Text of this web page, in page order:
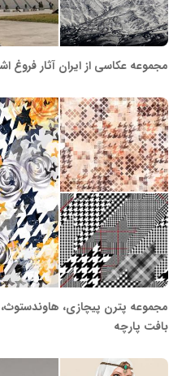
مجموعه عکاسی از ایران آثار فروغ
مجموعه پترن پیچازی،
بافت پارچه